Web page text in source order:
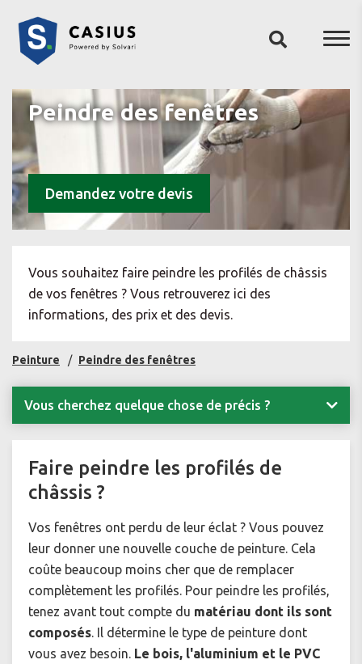
Peindre des fenêtres
Demandez votre devis
Vous souhaitez faire peindre les profilés de châssis
de vos fenêtres ? Vous retrouverez ici des
informations, des prix et des devis.
Peinture Peindre des fenêtres
Vous cherchez quelque chose de précis ?
Faire peindre les profilés de
châssis ?
Vos fenêtres ont perdu de leur éclat ? Vous pouvez
leur donner une nouvelle couche de peinture. Cela
coûte beaucoup moins cher que de remplacer
complètement les profilés. Pour peindre les profilés,
tenez avant tout compte du matériau dont ils sont
composés. Il détermine le type de peinture dont
vous avez besoin. Le bois, l'aluminium et le PVC